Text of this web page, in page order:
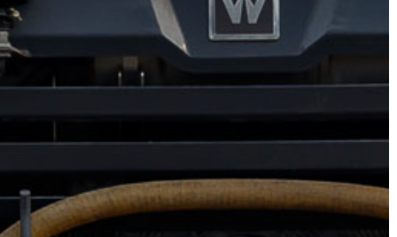
VÁROS
PÉNZÜGYEI